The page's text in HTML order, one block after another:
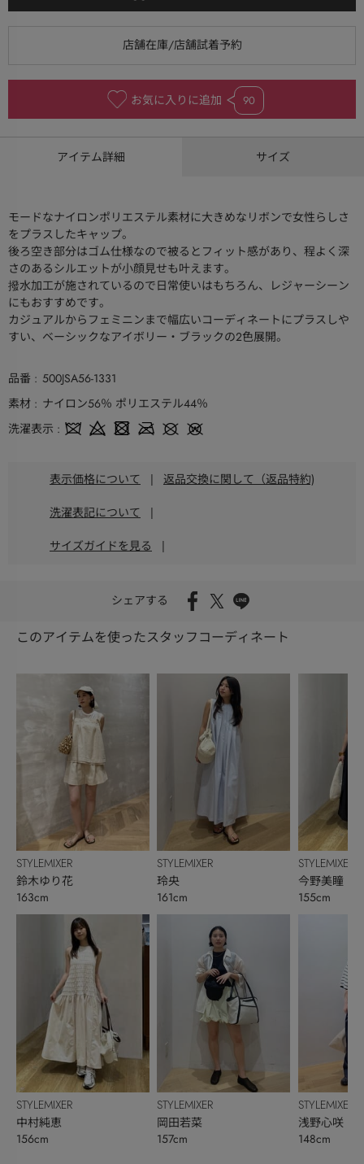
お気に入りに追加 90
アイテム詳細 サイズ
モードなナイロンポリエステル素材に大きめなリボンで女性らしさ
をプラスしたキャップ。
後ろ空き部分はゴム仕様なので被るとフィット感があり、程よく深
さのあるシルエットが小顔見せも叶えます。
撥水加工が施されているので日常使いはもちろん、レジャーシーン
にもおすすめです。
カジュアルからフェミニンまで幅広いコーディネートにプラスしや
すい、ベーシックなアイボリー・ブラックの2色展開。
品番
500JSA56-1331
素材
ナイロン56％ ポリエステル44％
洗濯表示
表示価格について | 返品交換に関して（返品特約)
洗濯表記について |
サイズガイドを見る |
シェアする
このアイテムを使ったスタッフコーディネート
STYLEMIXER
鈴木ゆり花
163cm
STYLEMIXER
中村純恵
156cm
STYLEMIXER
玲央
161cm
STYLEMIXER
岡田若菜
157cm
STYLEMIXER
今野美瞳
155cm
STYLEMIXER
浅野心咲
148cm